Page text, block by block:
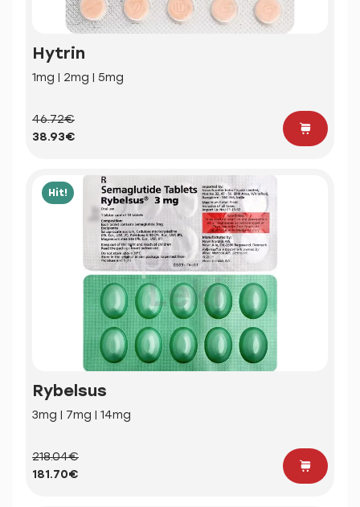
Hytrin
1mg | 2mg | 5mg
46.72€
38.93€
Hit!
Rybelsus
3mg | 7mg | 14mg
218.04€
181.70€